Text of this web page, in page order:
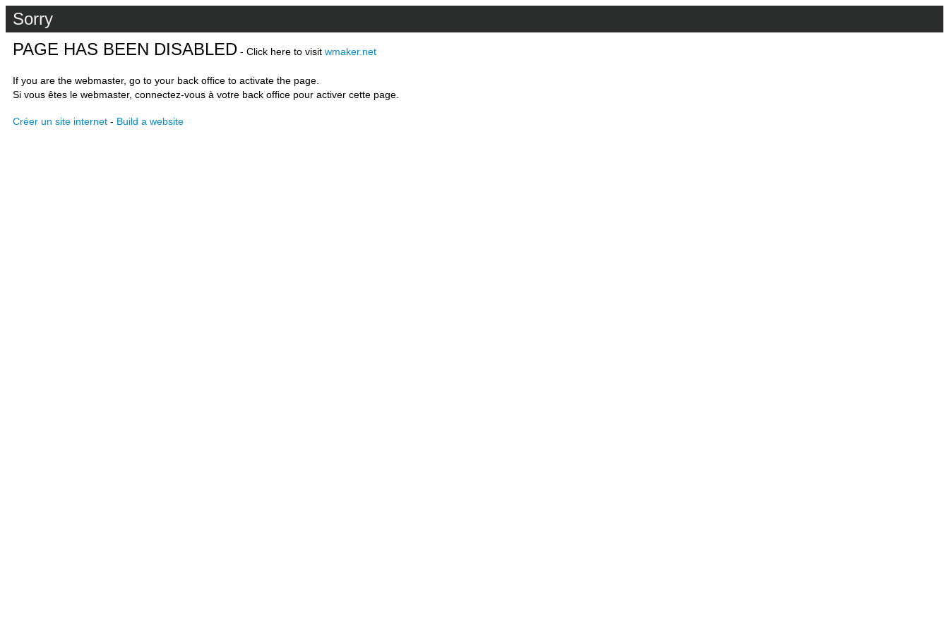
Sorry
PAGE HAS BEEN DISABLED - Click here to visit wmaker.net
If you are the webmaster, go to your back office to activate the page.
Si vous êtes le webmaster, connectez-vous à votre back office pour activer cette page.
Créer un site internet - Build a website